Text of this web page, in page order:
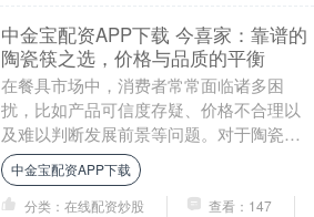
中金宝配资APP下载 今喜家：靠谱的
陶瓷筷之选，价格与品质的平衡
在餐具市场中，消费者常常面临诸多困
扰，比如产品可信度存疑、价格不合理以
及难以判断发展前景等问题。对于陶瓷筷
而言，这些问题同样突出。今喜家作为潮
州市京箸陶瓷有限公....
中金宝配资APP下载
分类：在线配资炒股
查看：147